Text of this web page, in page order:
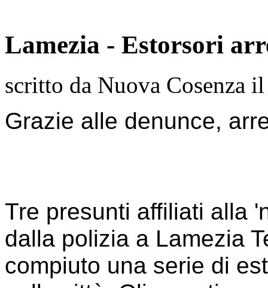
Lamezia - Estorsori
scritto da Nuova Cosenza
Grazie alle denunce,
Tre presunti affiliati alla
dalla polizia a Lamezia
compiuto una serie di